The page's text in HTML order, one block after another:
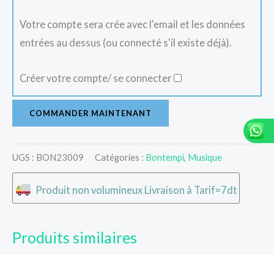
Votre compte sera crée avec l'email et les données
entrées au dessus (ou connecté s'il existe déjà).
Créer votre compte/ se connecter
COMMANDER MAINTENANT
UGS : BON23009 Catégories : Bontempi, Musique
Produit non volumineux Livraison à Tarif=7dt
Produits similaires